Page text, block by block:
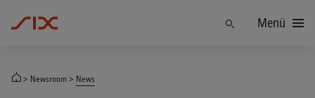
FindenMenü
Newsroom News